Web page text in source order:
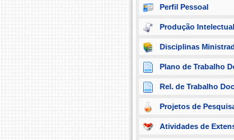
Perfil Pessoal
Produção Intelectual
Disciplinas
Plano de Trabalho
Rel. de Trabalho
Projetos de
Atividades de